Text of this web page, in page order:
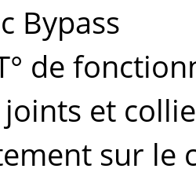
Bypass
de
joints et
sur le